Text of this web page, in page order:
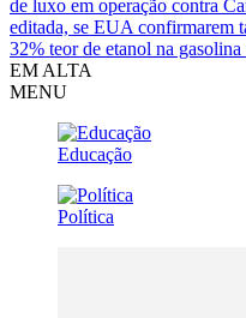
de luxo em operação contra
editada, se EUA confirmarem
32% teor de etanol na
EM ALTA
MENU
Educação
Política